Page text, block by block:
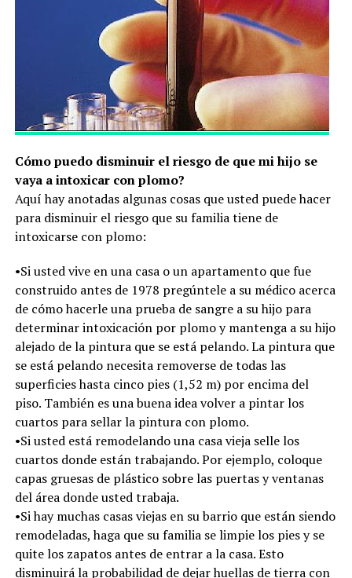
Cómo puedo disminuir el riesgo de que mi hijo se
vaya a intoxicar con plomo?
Aquí hay anotadas algunas cosas que usted puede hacer
para disminuir el riesgo que su familia tiene de
intoxicarse con plomo:
•Si usted vive en una casa o un apartamento que fue
construido antes de 1978 pregúntele a su médico acerca
de cómo hacerle una prueba de sangre a su hijo para
determinar intoxicación por plomo y mantenga a su hijo
alejado de la pintura que se está pelando. La pintura que
se está pelando necesita removerse de todas las
superficies hasta cinco pies (1,52 m) por encima del
piso. También es una buena idea volver a pintar los
cuartos para sellar la pintura con plomo.
•Si usted está remodelando una casa vieja selle los
cuartos donde están trabajando. Por ejemplo, coloque
capas gruesas de plástico sobre las puertas y ventanas
del área donde usted trabaja.
•Si hay muchas casas viejas en su barrio que están siendo
remodeladas, haga que su familia se limpie los pies y se
quite los zapatos antes de entrar a la casa. Esto
disminuirá la probabilidad de dejar huellas de tierra con